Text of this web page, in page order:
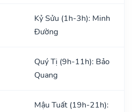
Kỷ Sửu (1h-3h): Minh
Đường
Quý Tị (9h-11h): Bảo
Quang
Mậu Tuất (19h-21h):